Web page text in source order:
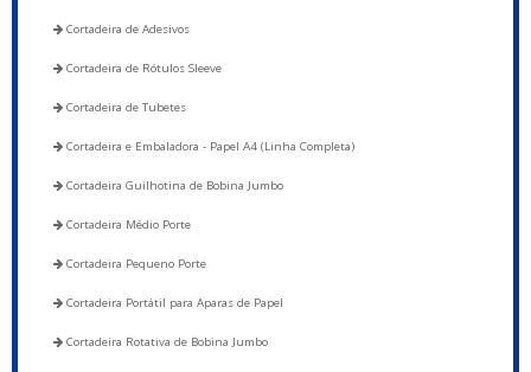
Cortadeira de Adesivos
Cortadeira de Rótulos Sleeve
Cortadeira de Tubetes
Cortadeira e Embaladora - Papel A4 (Linha Completa)
Cortadeira Guilhotina de Bobina Jumbo
Cortadeira Médio Porte
Cortadeira Pequeno Porte
Cortadeira Portátil para Aparas de Papel
Cortadeira Rotativa de Bobina Jumbo